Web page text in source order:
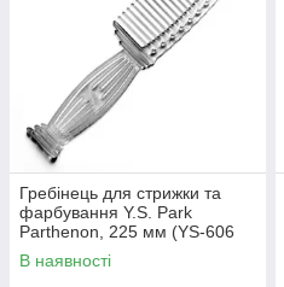
Гребінець для стрижки та
фарбування Y.S. Park
Parthenon, 225 мм (YS-606
Clear)
В наявності